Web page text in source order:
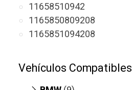
11658510942
1165850809208
1165851094208
Vehículos Compatibles